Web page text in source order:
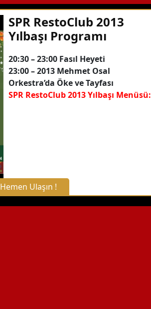
SPR RestoClub 2013
Yılbaşı Programı
20:30 – 23:00 Fasıl Heyeti
23:00 – 2013 Mehmet Osal
Orkestra’da Öke ve Tayfası
SPR RestoClub 2013 Yılbaşı Menüsü:
Hemen Ulaşın !
X Kapat